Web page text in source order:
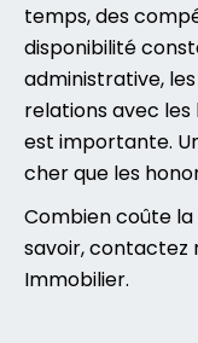
temps, des
disponibilité
administrative,
relations avec
est importante.
cher que les
Combien coûte la
savoir, contactez
Immobilier.